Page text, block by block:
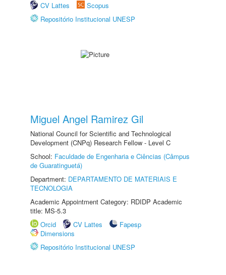
CV Lattes
Scopus
Repositório Institucional UNESP
Miguel Angel Ramirez Gil
National Council for Scientific and Technological
Development (CNPq) Research Fellow - Level C
School: Faculdade de Engenharia e Ciências (Câmpus
de Guaratinguetá)
Department: DEPARTAMENTO DE MATERIAIS E
TECNOLOGIA
Academic Appointment Category: RDIDP Academic
title: MS-5.3
Orcid
CV Lattes
Fapesp
Dimensions
Repositório Institucional UNESP